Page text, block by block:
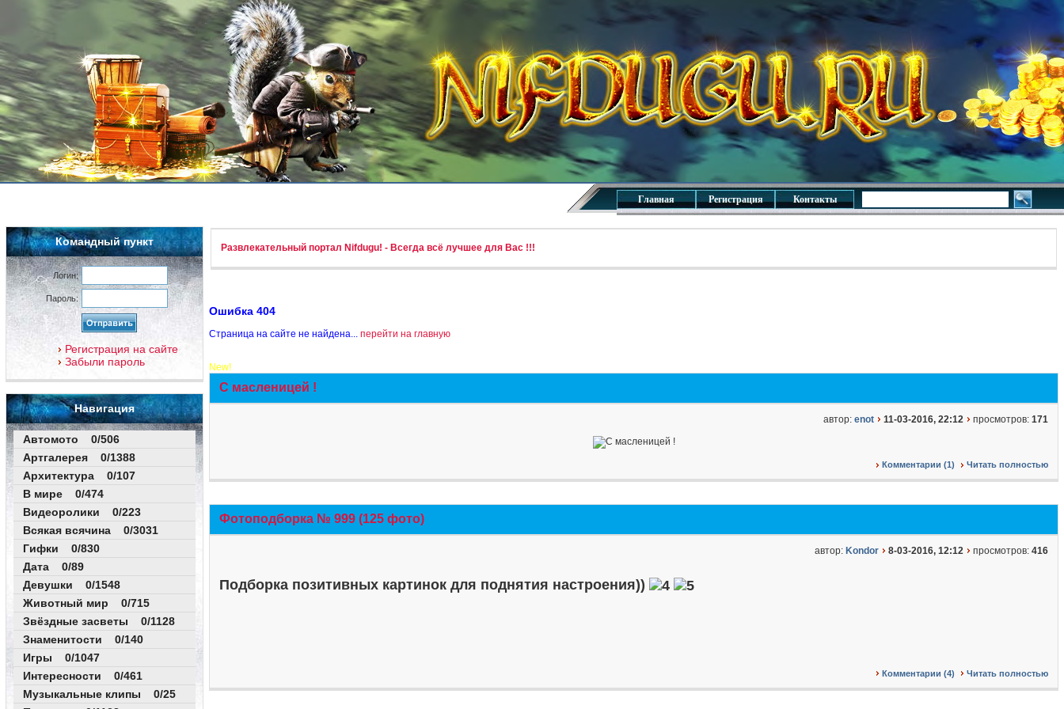
Главная Регистрация Контакты
Командный пункт
Логин:
Пароль:
Регистрация на сайте
Забыли пароль
Навигация
Автомото 0/506
Артгалерея 0/1388
Архитектура 0/107
В мире 0/474
Видеоролики 0/223
Всякая всячина 0/3031
Гифки 0/830
Дата 0/89
Девушки 0/1548
Животный мир 0/715
Звёздные засветы 0/1128
Знаменитости 0/140
Игры 0/1047
Интересности 0/461
Музыкальные клипы 0/25
Развлекательный портал Nifdugu! - Всегда всё лучшее для Вас !!!
Ошибка 404
Страница на сайте не найдена... перейти на главную
New!
С масленицей !
автор: enot 11-03-2016, 22:12 просмотров: 171
Комментарии (1) Читать полностью
Фотоподборка № 999 (125 фото)
автор: Kondor 8-03-2016, 12:12 просмотров: 416
Подборка позитивных картинок для поднятия настроения))
Комментарии (4) Читать полностью